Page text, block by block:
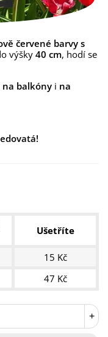
červené barvy s
výšky40 cm, hodí se
na balkóny i na
Ušetříte
15 Kč
47 Kč
+